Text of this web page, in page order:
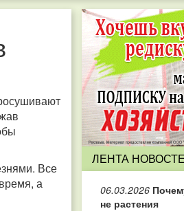
Все
а
ЛЕНТА
06.03.2026
не растения